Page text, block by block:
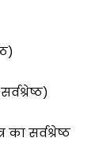
सर्वश्रेष्ठ